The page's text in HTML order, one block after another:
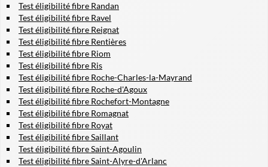
Test éligibilité fibre Randan
Test éligibilité fibre Ravel
Test éligibilité fibre Reignat
Test éligibilité fibre Rentières
Test éligibilité fibre Riom
Test éligibilité fibre Ris
Test éligibilité fibre Roche-Charles-la-Mayrand
Test éligibilité fibre Roche-d'Agoux
Test éligibilité fibre Rochefort-Montagne
Test éligibilité fibre Romagnat
Test éligibilité fibre Royat
Test éligibilité fibre Saillant
Test éligibilité fibre Saint-Agoulin
Test éligibilité fibre Saint-Alyre-d'Arlanc